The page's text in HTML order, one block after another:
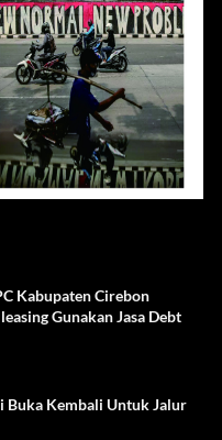
Kabupaten Cirebon
Gunakan Jasa Debt
Buka Kembali Untuk Jalur